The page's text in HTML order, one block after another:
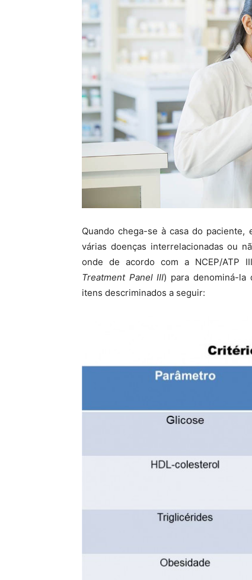
Quando chega-se à casa do
várias doenças interrelacionadas ou
onde de acordo com a NCEP/ATP
Treatment Panel III) para denominá-
itens descriminados a seguir: